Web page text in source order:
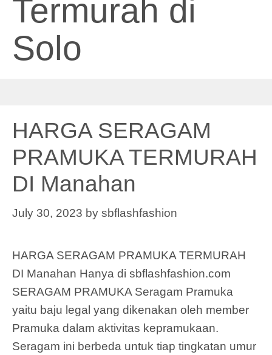
Termurah di
Solo
HARGA SERAGAM
PRAMUKA TERMURAH
DI Manahan
July 30, 2023 by sbflashfashion
HARGA SERAGAM PRAMUKA TERMURAH
DI Manahan Hanya di sbflashfashion.com
SERAGAM PRAMUKA Seragam Pramuka
yaitu baju legal yang dikenakan oleh member
Pramuka dalam aktivitas kepramukaan.
Seragam ini berbeda untuk tiap tingkatan umur